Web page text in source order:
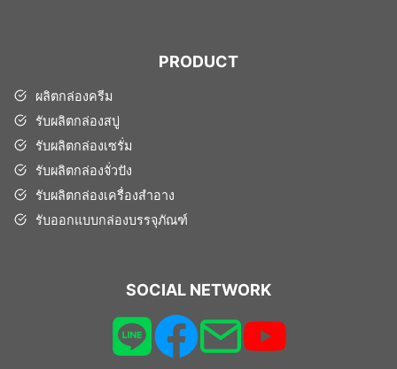
PRODUCT
ผลิตกล่องครีม
รับผลิตกล่องสบู่
รับผลิตกล่องเซรั่ม
รับผลิตกล่องจั่วปัง
รับผลิตกล่องเครื่องสำอาง
รับออกแบบกล่องบรรจุภัณฑ์
SOCIAL NETWORK